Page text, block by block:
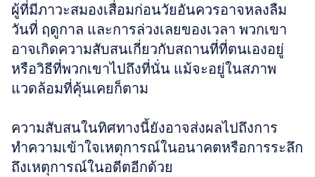
ผู้ที่มีภาวะสมองเสื่อมก่อนวัยอันควรอาจหลงลืม
วันที่ ฤดูกาล และการล่วงเลยของเวลา พวกเขา
อาจเกิดความสับสนเกี่ยวกับสถานที่ที่ตนเองอยู่
หรือวิธีที่พวกเขาไปถึงที่นั่น แม้จะอยู่ในสภาพ
แวดล้อมที่คุ้นเคยก็ตาม
ความสับสนในทิศทางนี้ยังอาจส่งผลไปถึงการ
ทำความเข้าใจเหตุการณ์ในอนาคตหรือการระลึก
ถึงเหตุการณ์ในอดีตอีกด้วย